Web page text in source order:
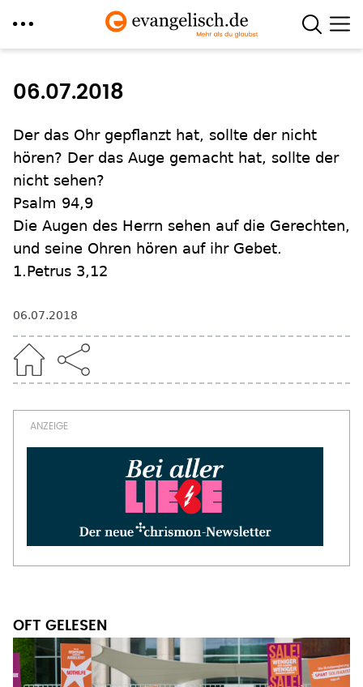
zum
06.07.2018
Der das Ohr gepflanzt hat, sollte der nicht
hören? Der das Auge gemacht hat, sollte der
nicht sehen?
Psalm 94,9
Die Augen des Herrn sehen auf die Gerechten,
und seine Ohren hören auf ihr Gebet.
1.Petrus 3,12
06.07.2018
OFT GELESEN